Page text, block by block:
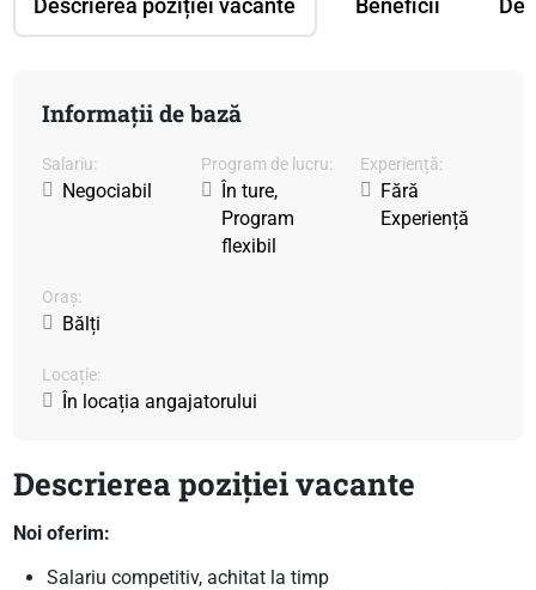
Descrierea poziției vacante Beneficii
Informații de bază
Salariu:
Negociabil
Program de lucru:
În ture,
Program
flexibil
Experiență:
Fără
Experiență
Oraș:
Bălți
Locație:
În locația angajatorului
Descrierea poziției vacante
Noi oferim:
Salariu competitiv, achitat la timp